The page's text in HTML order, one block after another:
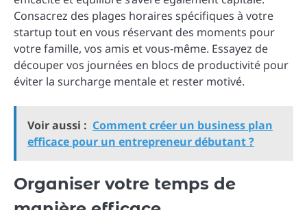
Consacrez des plages horaires spécifiques à votre
startup tout en vous réservant des moments pour
votre famille, vos amis et vous-même. Essayez de
découper vos journées en blocs de productivité pour
éviter la surcharge mentale et rester motivé.
Voir aussi : Comment créer un business plan
efficace pour un entrepreneur débutant ?
Organiser votre temps de